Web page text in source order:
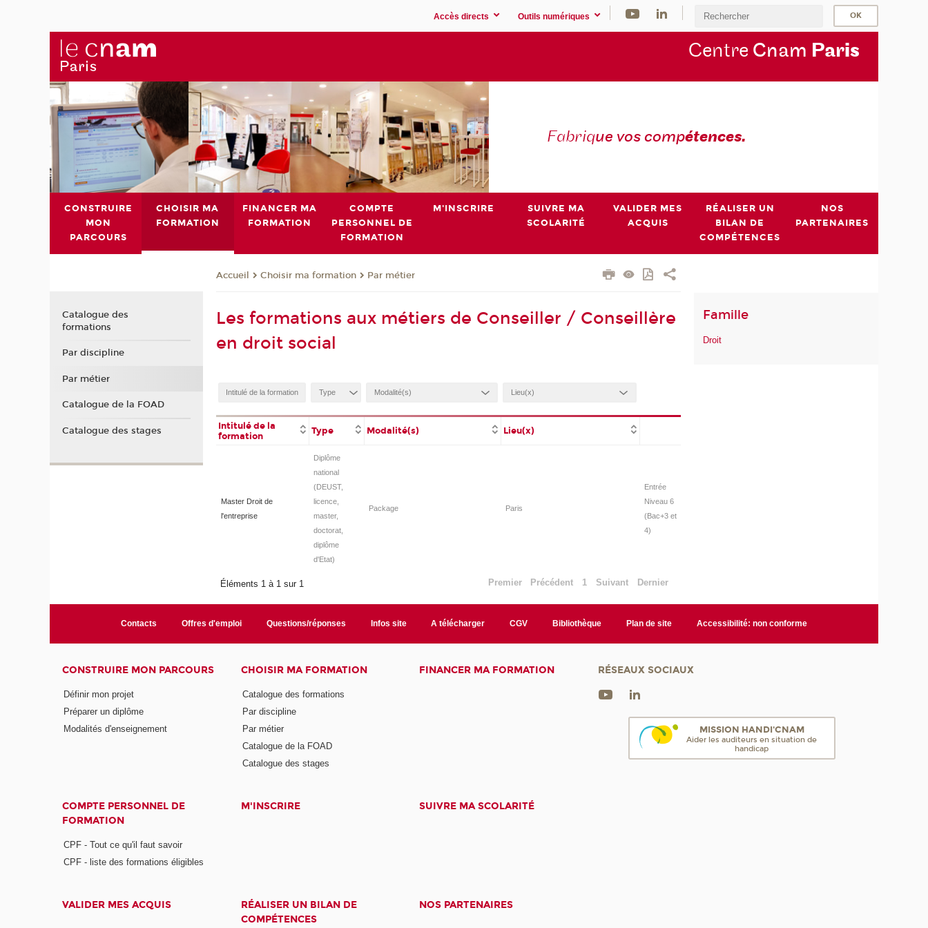
Accès directs Outils numériques
Centre Cnam Paris
Fabrique vos compétences.
CONSTRUIRE
MON
PARCOURS
CHOISIR MA
FORMATION
FINANCER MA
FORMATION
COMPTE
PERSONNEL DE
FORMATION
M'INSCRIRE
SUIVRE MA
SCOLARITÉ
VALIDER MES
ACQUIS
RÉALISER UN
BILAN DE
COMPÉTENCES
NOS
PARTENAIRES
Accueil Choisir ma formation Par métier
Les formations aux métiers de Conseiller / Conseillère
en droit social
Intitulé de la
formation
Type Modalité(s) Lieu(x)
Master Droit de
l'entreprise
Diplôme
national
(DEUST,
licence,
master,
doctorat,
diplôme
d'Etat)
Package Paris
Entrée
Niveau 6
(Bac+3 et
4)
Éléments 1 à 1 sur 1 Premier Précédent 1 Suivant Dernier
Famille
Droit
Catalogue des
formations
Par discipline
Par métier
Catalogue de la FOAD
Catalogue des stages
Contacts Offres d'emploi Questions/réponses Infos site A télécharger CGV Bibliothèque Plan de site Accessibilité: non conforme
CONSTRUIRE MON PARCOURS
Définir mon projet
Préparer un diplôme
Modalités d'enseignement
CHOISIR MA FORMATION
Catalogue des formations
Par discipline
Par métier
Catalogue de la FOAD
Catalogue des stages
FINANCER MA FORMATION
COMPTE PERSONNEL DE
FORMATION
CPF - Tout ce qu'il faut savoir
CPF - liste des formations éligibles
M'INSCRIRE SUIVRE MA SCOLARITÉ
VALIDER MES ACQUIS
RÉALISER UN BILAN DE
COMPÉTENCES
NOS PARTENAIRES
RÉSEAUX SOCIAUX
MISSION HANDI'CNAM
Aider les auditeurs en situation de
handicap